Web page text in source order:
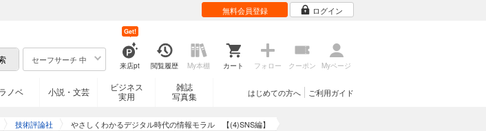
無料会員登録 ログイン
セーフサーチ 中
来店pt
Get!
閲覧履歴 My本棚 カート フォロー クーポン Myページ
ラノベ 小説・文芸
ビジネス
実用
雑誌
写真集
ご利用ガイド
はじめての方へ
技術評論社 やさしくわかるデジタル時代の情報モラル 【(4)SNS編】